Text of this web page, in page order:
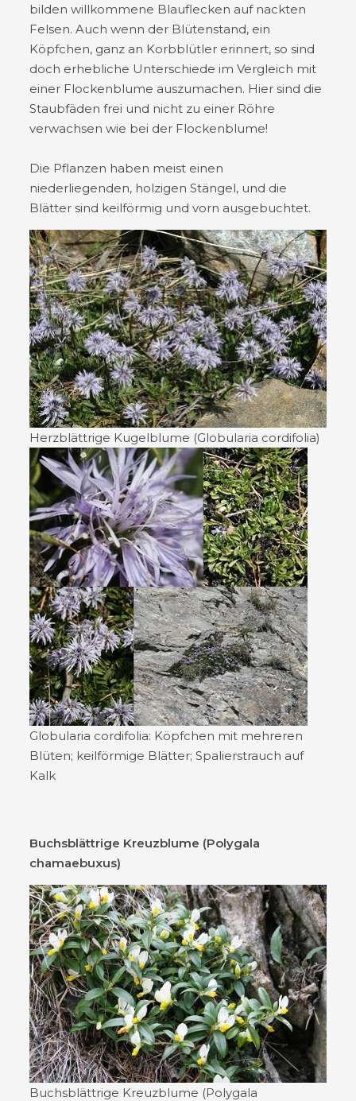
bilden willkommene Blauflecken auf nackten
Felsen. Auch wenn der Blütenstand, ein
Köpfchen, ganz an Korbblütler erinnert, so sind
doch erhebliche Unterschiede im Vergleich mit
einer Flockenblume auszumachen. Hier sind die
Staubfäden frei und nicht zu einer Röhre
verwachsen wie bei der Flockenblume!
Die Pflanzen haben meist einen
niederliegenden, holzigen Stängel, und die
Blätter sind keilförmig und vorn ausgebuchtet.
Herzblättrige Kugelblume (Globularia cordifolia)
Globularia cordifolia: Köpfchen mit mehreren
Blüten; keilförmige Blätter; Spalierstrauch auf
Kalk
Buchsblättrige Kreuzblume (Polygala
chamaebuxus)
Buchsblättrige Kreuzblume (Polygala